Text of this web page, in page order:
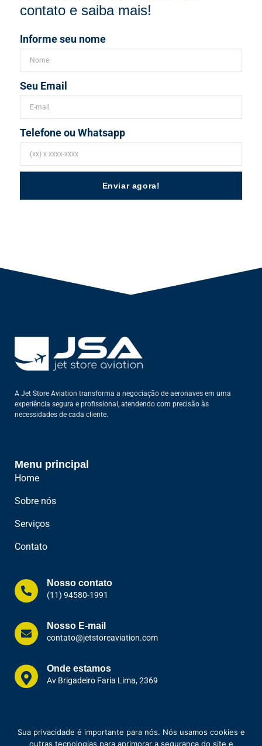
contato e saiba mais!
Informe seu nome
Seu Email
Telefone ou Whatsapp
Enviar agora!
A Jet Store Aviation transforma a negociação de aeronaves em uma
experiência segura e profissional, atendendo com precisão às
necessidades de cada cliente.
Menu principal
Home
Sobre nós
Serviços
Contato
Nosso contato
(11) 94580-1991
Nosso E-mail
contato@jetstoreaviation.com
Onde estamos
Av Brigadeiro Faria Lima, 2369
Sua privacidade é importante para nós. Nós usamos cookies e
outras tecnologias para aprimorar a segurança do site e